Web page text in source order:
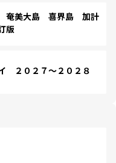
奄美大島 喜界島 加計
版
２０２７～２０２８